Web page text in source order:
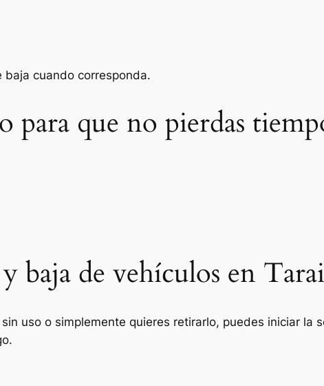
baja cuando corresponda.
para que no pierdas
baja de vehículos en
uso o simplemente quieres retirarlo, puedes iniciar la